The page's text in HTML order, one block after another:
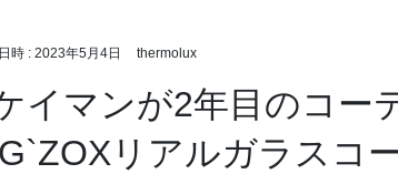
時 : 2023年5月4日 thermolux
イマンが2年目のコー
リアルガラスコ